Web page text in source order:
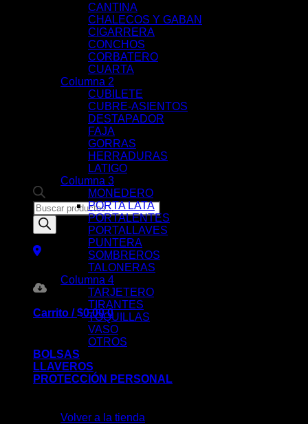
Products
search
Carrito /$0.00 0
Volver a la tienda
CANTINA
CHALECOS Y GABAN
CIGARRERA
CONCHOS
CORBATERO
CUARTA
Columna 2
CUBILETE
CUBRE-ASIENTOS
DESTAPADOR
FAJA
GORRAS
HERRADURAS
LATIGO
Columna 3
MONEDERO
PORTA LATA
PORTALENTES
PORTALLAVES
PUNTERA
SOMBREROS
TALONERAS
Columna 4
TARJETERO
TIRANTES
TOQUILLAS
VASO
OTROS
BOLSAS
LLAVEROS
PROTECCIÓN PERSONAL